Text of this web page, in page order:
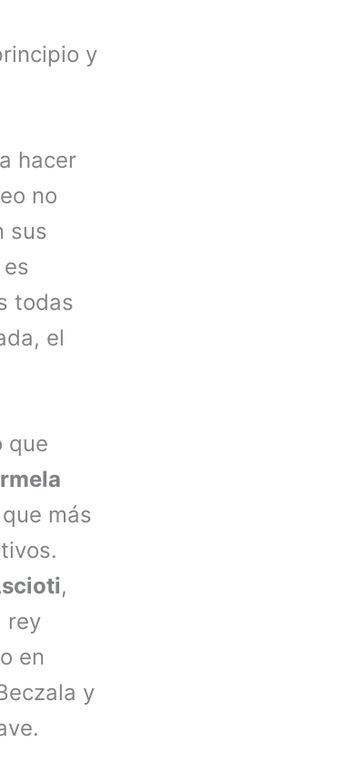
y
hacer
no
sus
todas
el
que
más
,
rey
en
y